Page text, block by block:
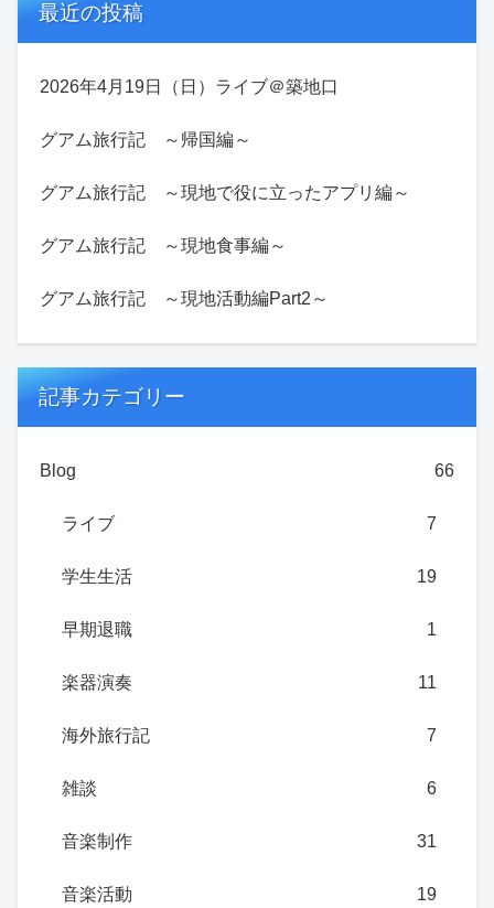
最近の投稿
2026年4月19日（日）ライブ＠築地口
グアム旅行記 ～帰国編～
グアム旅行記 ～現地で役に立ったアプリ編～
グアム旅行記 ～現地食事編～
グアム旅行記 ～現地活動編Part2～
記事カテゴリー
Blog 66
ライブ 7
学生生活 19
早期退職 1
楽器演奏 11
海外旅行記 7
雑談 6
音楽制作 31
音楽活動 19